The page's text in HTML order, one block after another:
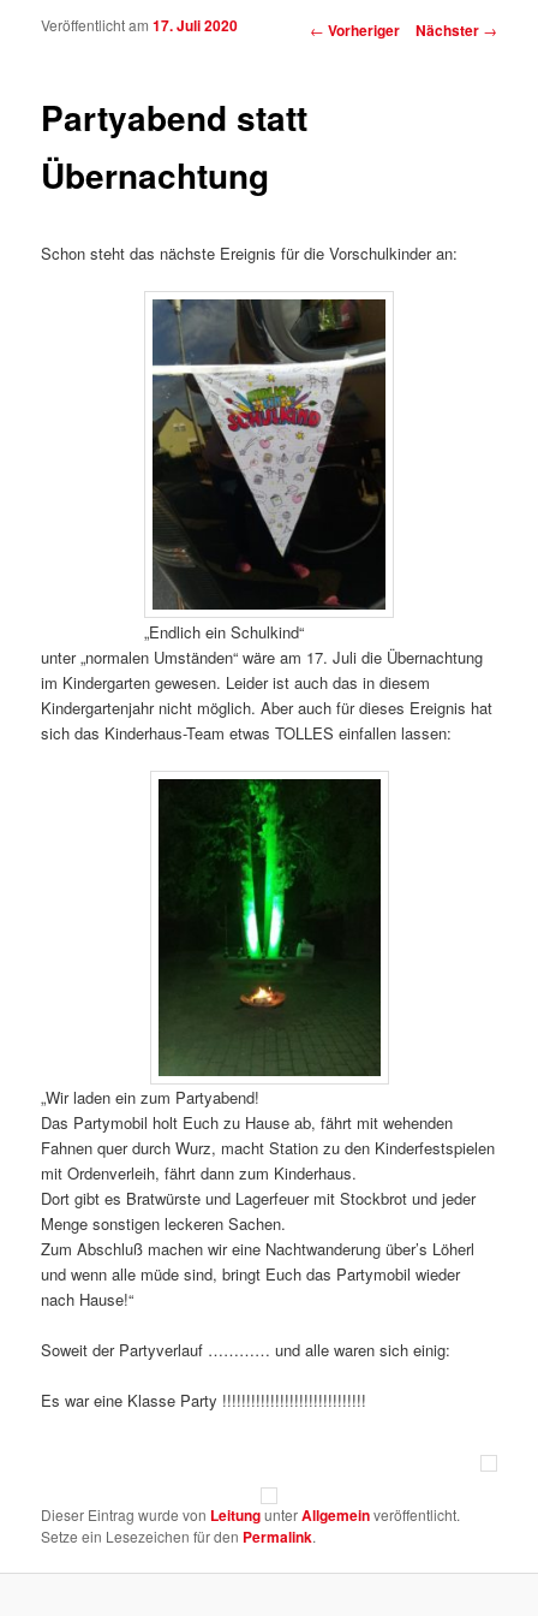
Beitragsnavigation
← Vorheriger Nächster →
Partyabend statt
Übernachtung
Veröffentlicht am17. Juli 2020
Schon steht das nächste Ereignis für die Vorschulkinder an:
„Endlich ein Schulkind“
unter „normalen Umständen“ wäre am 17. Juli die Übernachtung
im Kindergarten gewesen. Leider ist auch das in diesem
Kindergartenjahr nicht möglich. Aber auch für dieses Ereignis hat
sich das Kinderhaus-Team etwas TOLLES einfallen lassen:
„Wir laden ein zum Partyabend!
Das Partymobil holt Euch zu Hause ab, fährt mit wehenden
Fahnen quer durch Wurz, macht Station zu den Kinderfestspielen
mit Ordenverleih, fährt dann zum Kinderhaus.
Dort gibt es Bratwürste und Lagerfeuer mit Stockbrot und jeder
Menge sonstigen leckeren Sachen.
Zum Abschluß machen wir eine Nachtwanderung über’s Löherl
und wenn alle müde sind, bringt Euch das Partymobil wieder
nach Hause!“
Soweit der Partyverlauf ………… und alle waren sich einig:
Es war eine Klasse Party !!!!!!!!!!!!!!!!!!!!!!!!!!!!!!
Dieser Eintrag wurde von LeitungunterAllgemeinveröffentlicht.
Setze ein Lesezeichen für den Permalink.